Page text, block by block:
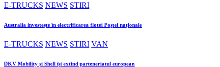
E-TRUCKS NEWS STIRI
Australia investește în electrificarea flotei Poștei naționale
E-TRUCKS NEWS STIRI VAN
DKV Mobility și Shell își extind parteneriatul european